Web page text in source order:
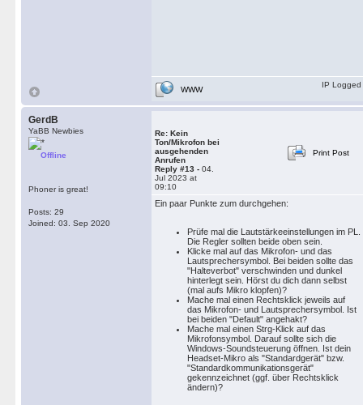
WWW
IP Logged
GerdB
YaBB Newbies
Offline
Phoner is great!
Posts: 29
Joined: 03. Sep 2020
Re: Kein
Ton/Mikrofon bei
ausgehenden
Anrufen
Reply #13 - 04.
Jul 2023 at
09:10
Print Post
Ein paar Punkte zum durchgehen:
Prüfe mal die Lautstärkeeinstellungen im PL.
Die Regler sollten beide oben sein.
Klicke mal auf das Mikrofon- und das
Lautsprechersymbol. Bei beiden sollte das
"Halteverbot" verschwinden und dunkel
hinterlegt sein. Hörst du dich dann selbst
(mal aufs Mikro klopfen)?
Mache mal einen Rechtsklick jeweils auf
das Mikrofon- und Lautsprechersymbol. Ist
bei beiden "Default" angehakt?
Mache mal einen Strg-Klick auf das
Mikrofonsymbol. Darauf sollte sich die
Windows-Soundsteuerung öffnen. Ist dein
Headset-Mikro als "Standardgerät" bzw.
"Standardkommunikationsgerät"
gekennzeichnet (ggf. über Rechtsklick
ändern)?